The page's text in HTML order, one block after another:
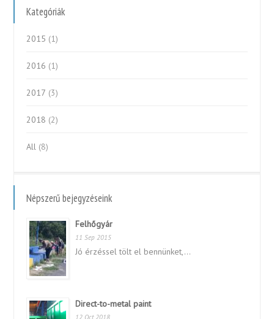
Kategóriák
2015 (1)
2016 (1)
2017 (3)
2018 (2)
All (8)
Népszerű bejegyzéseink
Felhőgyár
11 Sep 2015
Jó érzéssel tölt el bennünket,...
Direct-to-metal paint
12 Oct 2018